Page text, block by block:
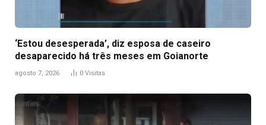
‘Estou desesperada’, diz esposa de caseiro
desaparecido há três meses em Goianorte
agosto 7, 2026 0 Visitas